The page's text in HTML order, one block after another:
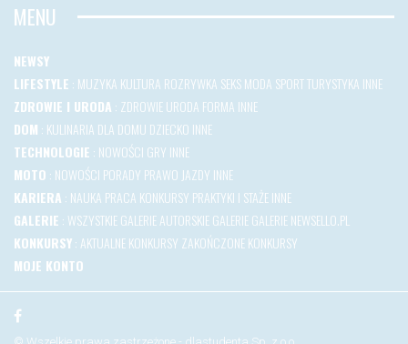
MENU
NEWSY
LIFESTYLE : MUZYKA KULTURA ROZRYWKA SEKSMODA SPORTTURYSTYKA INNE
ZDROWIE I URODA : ZDROWIEURODA FORMA INNE
DOM : KULINARIA DLA DOMU DZIECKO INNE
TECHNOLOGIE : NOWOŚCI GRY INNE
MOTO : NOWOŚCI PORADY PRAWO JAZDY INNE
KARIERA : NAUKA PRACA KONKURSY PRAKTYKI I STAŻEINNE
GALERIE : WSZYSTKIE GALERIEAUTORSKIE GALERIEGALERIE NEWSELLO.PL
KONKURSY: AKTUALNE KONKURSY ZAKOŃCZONE KONKURSY
MOJE KONTO